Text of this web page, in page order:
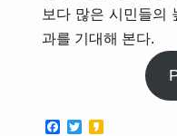
보다 많은 시민들의
과를 기대해 본다.
Facebook
Twitter